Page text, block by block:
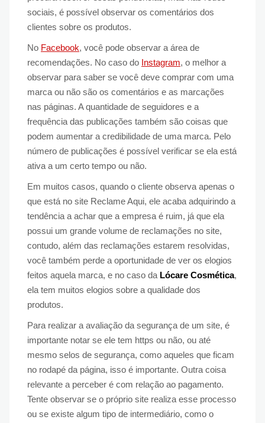
sociais, é possível observar os comentários dos
clientes sobre os produtos.
No Facebook, você pode observar a área de
recomendações. No caso do Instagram, o melhor a
observar para saber se você deve comprar com uma
marca ou não são os comentários e as marcações
nas páginas. A quantidade de seguidores e a
frequência das publicações também são coisas que
podem aumentar a credibilidade de uma marca. Pelo
número de publicações é possível verificar se ela está
ativa a um certo tempo ou não.
Em muitos casos, quando o cliente observa apenas o
que está no site Reclame Aqui, ele acaba adquirindo a
tendência a achar que a empresa é ruim, já que ela
possui um grande volume de reclamações no site,
contudo, além das reclamações estarem resolvidas,
você também perde a oportunidade de ver os elogios
feitos aquela marca, e no caso da Lócare Cosmética,
ela tem muitos elogios sobre a qualidade dos
produtos.
Para realizar a avaliação da segurança de um site, é
importante notar se ele tem https ou não, ou até
mesmo selos de segurança, como aqueles que ficam
no rodapé da página, isso é importante. Outra coisa
relevante a perceber é com relação ao pagamento.
Tente observar se o próprio site realiza esse processo
ou se existe algum tipo de intermediário, como o